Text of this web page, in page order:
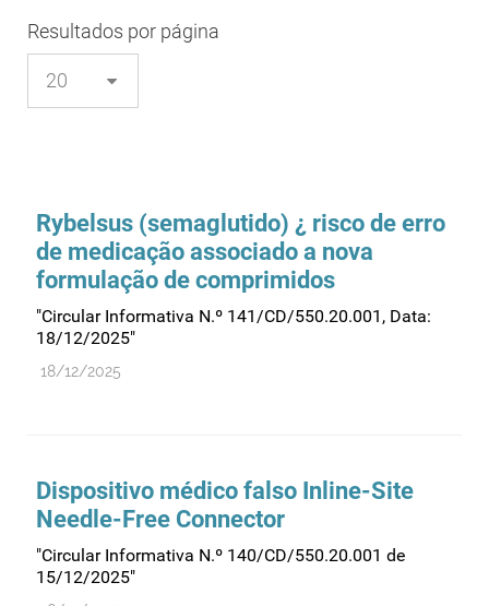
Boas práticas regulamentares
Certificação
Controlo de qualidade
Cosméticos
Dispensa
Dispositivos médicos
Distribuição
Estrutura e organização
Exercício farmacêutico
Exportação
Resultados por página
Rybelsus (semaglutido) ¿ risco de erro
de medicação associado a nova
formulação de comprimidos
"Circular Informativa N.º 141/CD/550.20.001, Data:
18/12/2025"
18/12/2025
Dispositivo médico falso Inline-Site
Needle-Free Connector
"Circular Informativa N.º 140/CD/550.20.001 de
15/12/2025"